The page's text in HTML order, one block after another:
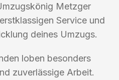
Metzger
Service und
deines Umzugs.
loben besonders
zuverlässige Arbeit.